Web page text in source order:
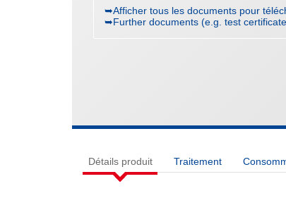
➥Afficher tous les documents pour
➥Further documents (e.g. test
Détails produit Traitement